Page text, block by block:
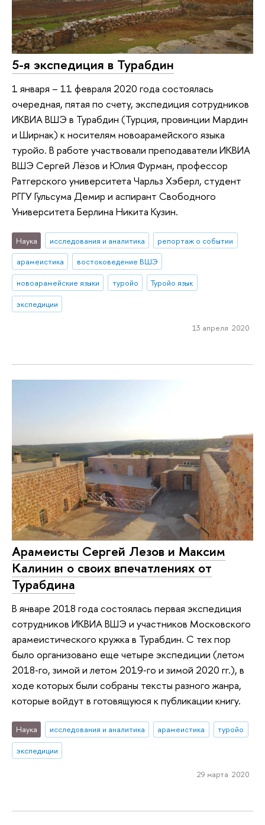
5-я экспедиция в Турабдин
1 января – 11 февраля 2020 года состоялась
очередная, пятая по счету, экспедиция сотрудников
ИКВИА ВШЭ в Турабдин (Турция, провинции Мардин
и Ширнак) к носителям новоарамейского языка
туройо. В работе участвовали преподаватели ИКВИА
ВШЭ Сергей Лёзов и Юлия Фурман, профессор
Ратгерского университета Чарльз Хэберл, студент
РГГУ Гульсума Демир и аспирант Свободного
Университета Берлина Никита Кузин.
Наука исследования и аналитика
репортаж о событии
арамеистика
востоковедение ВШЭ
новоарамейские языки
туройо
Туройо язык
экспедиции
13 апреля 2020
Арамеисты Сергей Лезов и Максим
Калинин о своих впечатлениях от
Турабдина
В январе 2018 года состоялась первая экспедиция
сотрудников ИКВИА ВШЭ и участников Московского
арамеистического кружка в Турабдин. С тех пор
было организовано еще четыре экспедиции (летом
2018‑го, зимой и летом 2019‑го и зимой 2020 гг.), в
ходе которых были собраны тексты разного жанра,
которые войдут в готовящуюся к публикации книгу.
Наука исследования и аналитика арамеистика
туройо
экспедиции
29 марта 2020